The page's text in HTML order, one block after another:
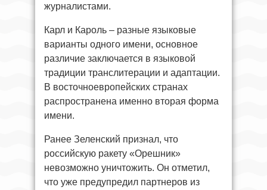
журналистами.
Карл и Кароль – разные языковые
варианты одного имени, основное
различие заключается в языковой
традиции транслитерации и адаптации.
В восточноевропейских странах
распространена именно вторая форма
имени.
Ранее Зеленский признал, что
российскую ракету «Орешник»
невозможно уничтожить. Он отметил,
что уже предупредил партнеров из